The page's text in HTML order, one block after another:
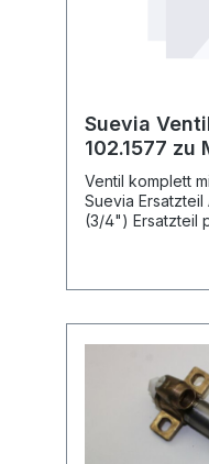
Suevia
102.1577
Ventil komplett
Suevia Ersatzteil
(3/4") Ersatzteil passend zu heizbares